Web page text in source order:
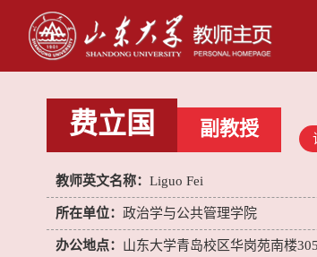
费立国 副教授
教师英文名称： Liguo Fei
所在单位： 政治学与公共管理学院
办公地点： 山东大学青岛校区华岗苑南楼